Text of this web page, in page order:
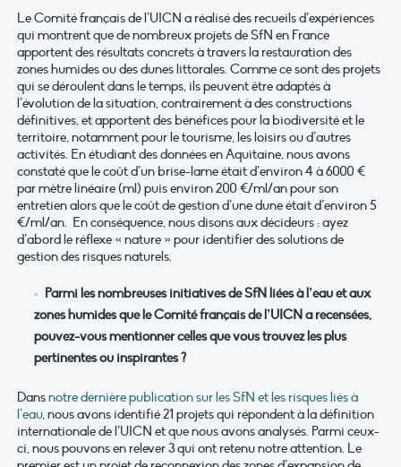
Le Comité français de l’UICN a réalisé des recueils d’expériences
qui montrent que de nombreux projets de SfN en France
apportent des résultats concrets à travers la restauration des
zones humides ou des dunes littorales. Comme ce sont des projets
qui se déroulent dans le temps, ils peuvent être adaptés à
l’évolution de la situation, contrairement à des constructions
définitives, et apportent des bénéfices pour la biodiversité et le
territoire, notamment pour le tourisme, les loisirs ou d’autres
activités. En étudiant des données en Aquitaine, nous avons
constaté que le coût d’un brise-lame était d’environ 4 à 6000 €
par mètre linéaire (ml) puis environ 200 €/ml/an pour son
entretien alors que le coût de gestion d’une dune était d’environ 5
€/ml/an. En conséquence, nous disons aux décideurs : ayez
d’abord le réflexe « nature » pour identifier des solutions de
gestion des risques naturels.
Parmi les nombreuses initiatives de SfN liées à l’eau et aux
zones humides que le Comité français de l’UICN a recensées,
pouvez-vous mentionner celles que vous trouvez les plus
pertinentes ou inspirantes ?
Dansnotre dernière publication sur les SfN et les risques liés à
l’eau, nous avons identifié 21 projets qui répondent à la définition
internationale de l’UICN et que nous avons analysés. Parmi ceux-
ci, nous pouvons en relever 3 qui ont retenu notre attention. Le